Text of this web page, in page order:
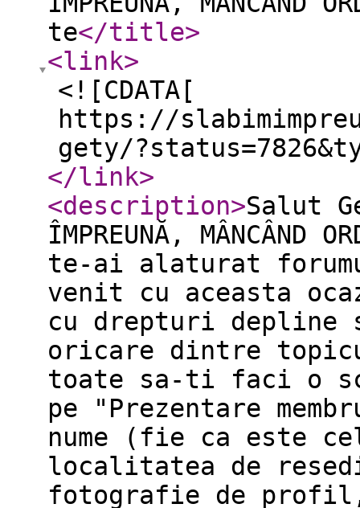
te</title>
<link>
<![CDATA[
https://
gety/
</link>
<description>Salut
ÎMPREUNĂ,
te-ai alaturat
venit cu aceasta
cu drepturi depline
oricare dintre
toate sa-ti faci o
pe "Prezentare
nume (fie ca este
localitatea de
fotografie de